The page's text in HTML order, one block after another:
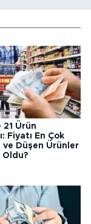
21 Ürün
Fiyatı En Çok
ve Düşen Ürünler
Oldu?